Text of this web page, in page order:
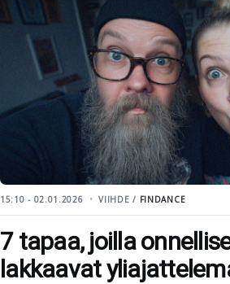
15:10 - 02.01.2026 VIIHDE / FINDANCE
7 tapaa, joilla
lakkaavat